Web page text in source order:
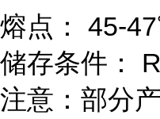
熔点： 45-
储存条件：
注意：部分